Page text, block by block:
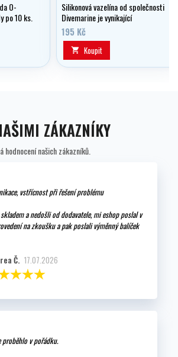
O-
po 10 ks.
Silikonová vazelína od společnosti
Divemarine je vynikající
prostředek na promazávání a
konzervaci Vaší výstroje.
195 Kč
 Koupit
ZÁKAZNÍKY
hodnocení našich zákazníků.
vstřícnost při řešení problému
a nedošli od dodavatele, mi eshop poslal v
na zkoušku a pak poslali výměnný balíček
Č. 17.07.2026
proběhlo v pořádku.